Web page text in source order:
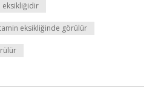
eksikliğidir
eksikliğinde görülür